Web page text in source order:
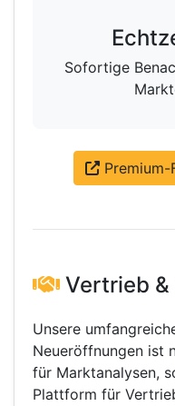
Sofortige
Vertrieb
Unsere
Neueröffnungen ist
für Marktanalysen,
Plattform für